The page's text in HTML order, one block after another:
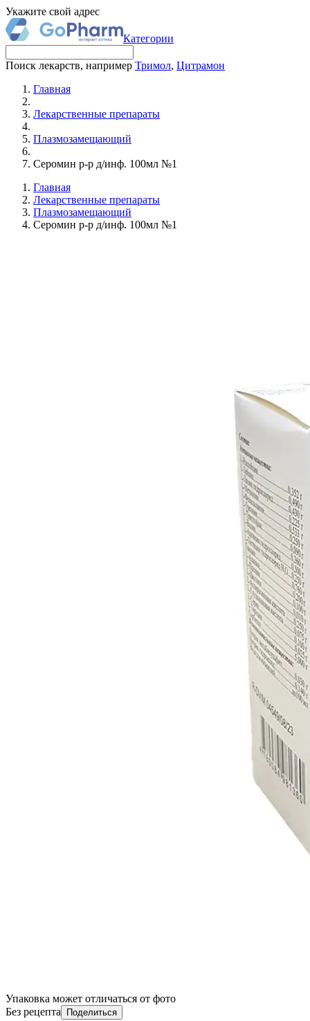
Укажите свой адрес
Категории
Поиск лекарств, например Тримол, Цитрамон
Главная
Лекарственные препараты
Плазмозамещающий
Серомин р-р д/инф. 100мл №1
Главная
Лекарственные препараты
Плазмозамещающий
Серомин р-р д/инф. 100мл №1
Упаковка может отличаться от фото
Без рецепта
Поделиться